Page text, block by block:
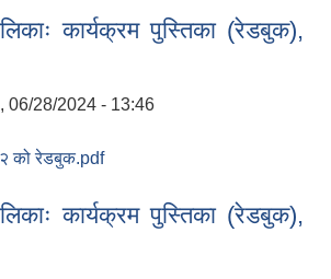
कार्यक्रम पुस्तिका (रेडबुक),
06/28/2024 - 13:46
को रेडबुक.pdf
०८२
कार्यक्रम पुस्तिका (रेडबुक),